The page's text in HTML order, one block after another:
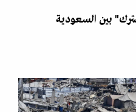
بين السعودية